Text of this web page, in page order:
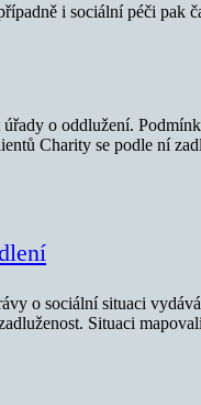
i sociální péči pak
o oddlužení.
Charity se podle ní
o sociální situaci
Situaci